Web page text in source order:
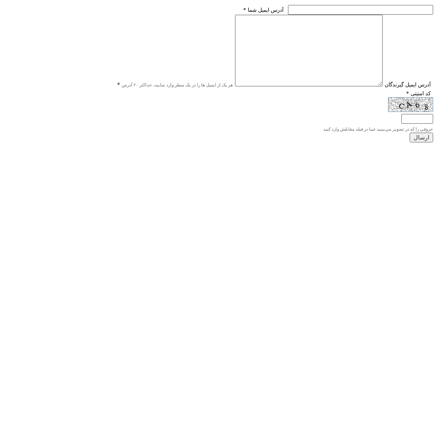
* آدرس ايميل شما
* آدرس ايميل گيرندگان هر یک از ایمیل ها را در یک سطر وارد نمایید، حداکثر ۲۰ آدرس
* کد امنیتی
حروفي را كه در تصوير مي‌بينيد عينا در فيلد مقابلش وارد كنيد